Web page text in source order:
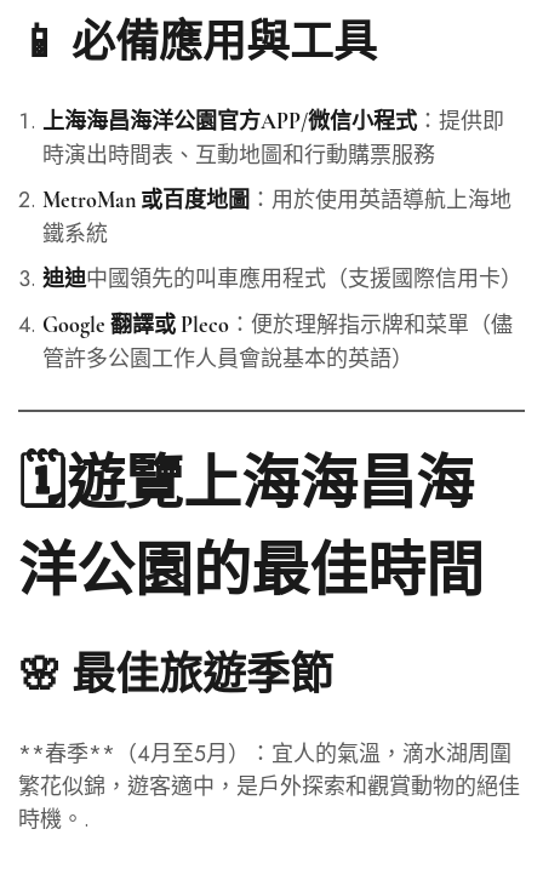
📱 必備應用與工具
上海海昌海洋公園官方APP/微信小程式：提供即
時演出時間表、互動地圖和行動購票服務
MetroMan 或百度地圖 ：用於使用英語導航上海地
鐵系統
迪迪中國領先的叫車應用程式（支援國際信用卡）
Google 翻譯或 Pleco：便於理解指示牌和菜單（儘
管許多公園工作人員會說基本的英語）
🗓️遊覽上海海昌海
洋公園的最佳時間
🌸 最佳旅遊季節
**春季**（4月至5月）：宜人的氣溫，滴水湖周圍
繁花似錦，遊客適中，是戶外探索和觀賞動物的絕佳
時機。.